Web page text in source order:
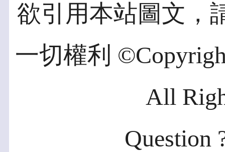
欲引用本站圖文，
一切權利
All
Question